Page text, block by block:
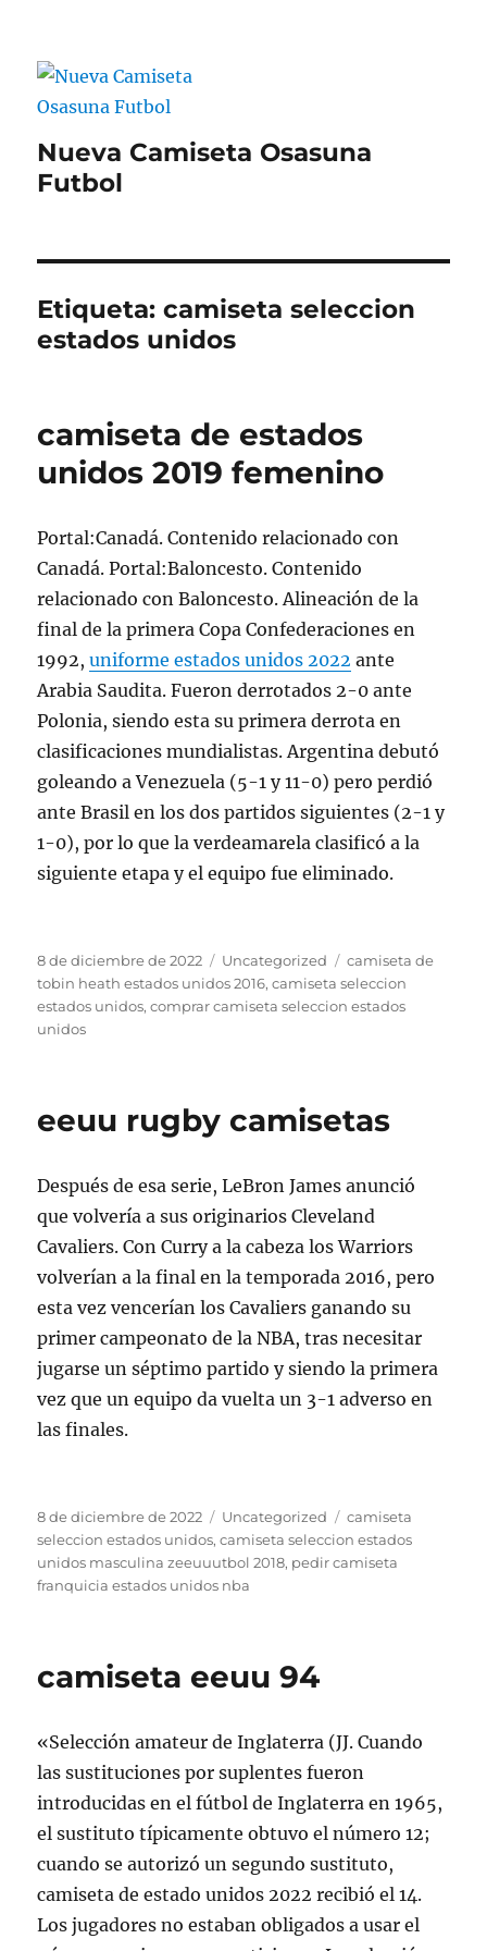
Nueva Camiseta Osasuna
Futbol
Etiqueta:camiseta seleccion
estados unidos
camiseta de estados
unidos 2019 femenino
Portal:Canadá. Contenido relacionado con
Canadá. Portal:Baloncesto. Contenido
relacionado con Baloncesto. Alineación de la
final de la primera Copa Confederaciones en
1992,uniforme estados unidos 2022 ante
Arabia Saudita. Fueron derrotados 2-0 ante
Polonia, siendo esta su primera derrota en
clasificaciones mundialistas. Argentina debutó
goleando a Venezuela (5-1 y 11-0) pero perdió
ante Brasil en los dos partidos siguientes (2-1 y
1-0), por lo que la verdeamarela clasificó a la
siguiente etapa y el equipo fue eliminado.
Publicado
el
8 de diciembre de 2022 Categorías
Uncategorized Etiquetas
camiseta de
tobin heath estados unidos 2016,camiseta seleccion
estados unidos,comprar camiseta seleccion estados
unidos
eeuu rugby camisetas
Después de esa serie, LeBron James anunció
que volvería a sus originarios Cleveland
Cavaliers. Con Curry a la cabeza los Warriors
volverían a la final en la temporada 2016, pero
esta vez vencerían los Cavaliers ganando su
primer campeonato de la NBA, tras necesitar
jugarse un séptimo partido y siendo la primera
vez que un equipo da vuelta un 3-1 adverso en
las finales.
Publicado
el
8 de diciembre de 2022 Categorías
Uncategorized Etiquetas
camiseta
seleccion estados unidos,camiseta seleccion estados
unidos masculina zeeuuutbol 2018, pedir camiseta
franquicia estados unidos nba
camiseta eeuu 94
«Selección amateur de Inglaterra (JJ. Cuando
las sustituciones por suplentes fueron
introducidas en el fútbol de Inglaterra en 1965,
el sustituto típicamente obtuvo el número 12;
cuando se autorizó un segundo sustituto,
camiseta de estado unidos 2022 recibió el 14.
Los jugadores no estaban obligados a usar el